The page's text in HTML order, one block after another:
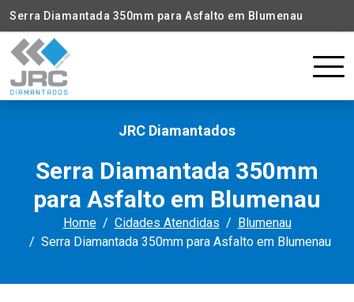
Serra Diamantada 350mm para Asfalto em Blumenau
JRC Diamantados
Serra Diamantada 350mm
para Asfalto em Blumenau
Home Cidades Atendidas
Blumenau
Serra Diamantada 350mm para Asfalto em Blumenau